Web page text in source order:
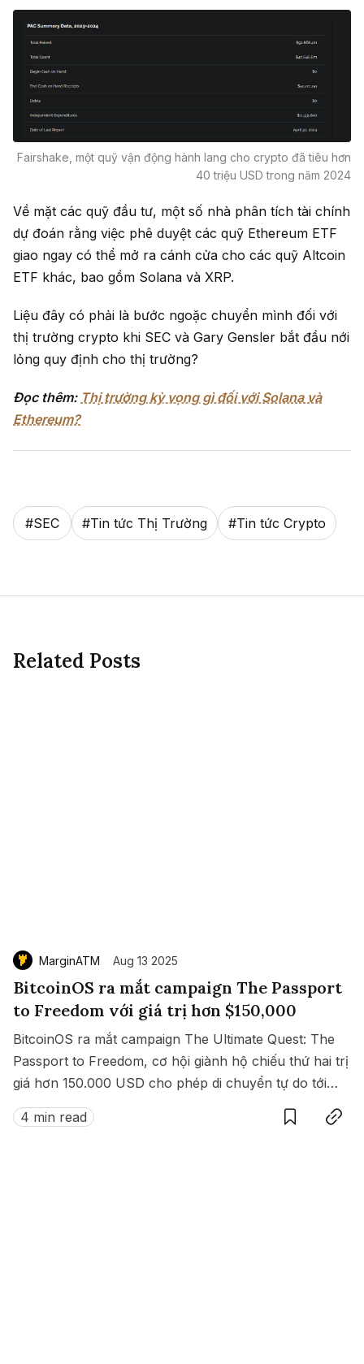
Fairshake, một quỹ vận động hành lang cho crypto đã tiêu hơn
40 triệu USD trong năm 2024
Về mặt các quỹ đầu tư, một số nhà phân tích tài chính
dự đoán rằng việc phê duyệt các quỹ Ethereum ETF
giao ngay có thể mở ra cánh cửa cho các quỹ Altcoin
ETF khác, bao gồm Solana và XRP.
Liệu đây có phải là bước ngoặc chuyển mình đối với
thị trường crypto khi SEC và Gary Gensler bắt đầu nới
lỏng quy định cho thị trường?
Đọc thêm: Thị trường kỳ vọng gì đối với Solana và
Ethereum?
#SEC #Tin tức Thị Trường #Tin tức Crypto
Related Posts
MarginATM Aug 13 2025
BitcoinOS ra mắt campaign The Passport
to Freedom với giá trị hơn $150,000
BitcoinOS ra mắt campaign The Ultimate Quest: The
Passport to Freedom, cơ hội giành hộ chiếu thứ hai trị
giá hơn 150.000 USD cho phép di chuyển tự do tới
hàng loạt quốc gia không cần visa.
4 min read
SaveCopy link